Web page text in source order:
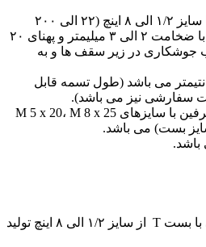
مناسب جهت لوله ها با سایز ۱/۲ الی ۸ اینچ (۲۲ الی ۲۰۰
میلیمتر) است، از ورق با ضخامت ۲ الی ۳ میلیمتر و پهنای ۲۰
جوشکاری در زیر سقف ها و به
آویز ۲۵ سانتیمتر می باشد (طول تسمه قابل
سفارشی نیز می باشد).
به همراه پیچ و مهره طرفین با سایزهای M 5 x 20، M 8 x 25
بست دنباله جوشی تسمه ایی با بست T از سایز ۱/۲ الی ۸ اینچ تولید